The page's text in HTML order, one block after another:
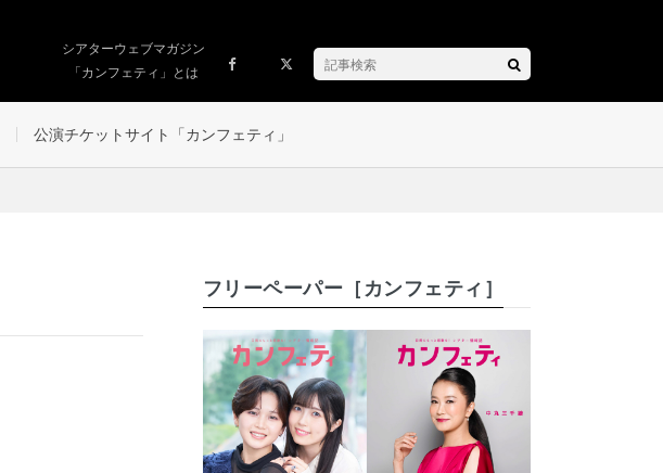
シアターウェブマガジン
「カンフェティ」とは
公演チケットサイト「カンフェティ」
フリーペーパー［カンフェティ］